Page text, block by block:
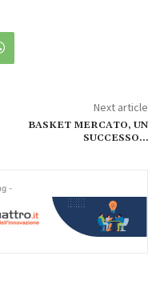
Next article
BASKET MERCATO, UN
SUCCESSO…
-